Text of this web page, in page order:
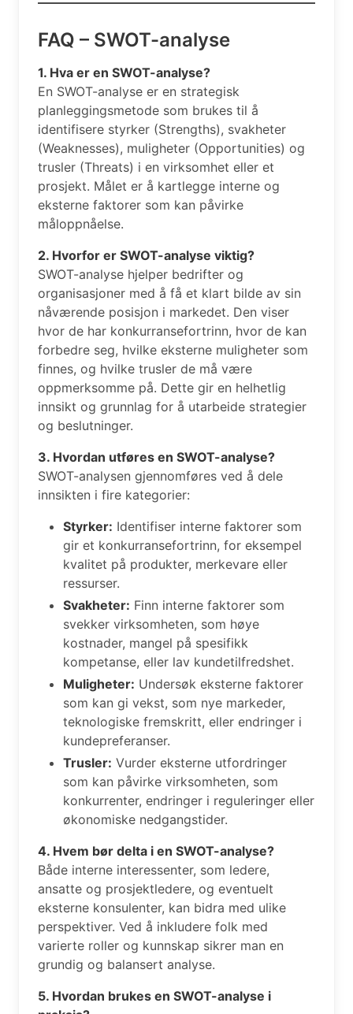
FAQ – SWOT-analyse
1. Hva er en SWOT-analyse?
En SWOT-analyse er en strategisk
planleggingsmetode som brukes til å
identifisere styrker (Strengths), svakheter
(Weaknesses), muligheter (Opportunities) og
trusler (Threats) i en virksomhet eller et
prosjekt. Målet er å kartlegge interne og
eksterne faktorer som kan påvirke
måloppnåelse.
2. Hvorfor er SWOT-analyse viktig?
SWOT-analyse hjelper bedrifter og
organisasjoner med å få et klart bilde av sin
nåværende posisjon i markedet. Den viser
hvor de har konkurransefortrinn, hvor de kan
forbedre seg, hvilke eksterne muligheter som
finnes, og hvilke trusler de må være
oppmerksomme på. Dette gir en helhetlig
innsikt og grunnlag for å utarbeide strategier
og beslutninger.
3. Hvordan utføres en SWOT-analyse?
SWOT-analysen gjennomføres ved å dele
innsikten i fire kategorier:
Styrker: Identifiser interne faktorer som
gir et konkurransefortrinn, for eksempel
kvalitet på produkter, merkevare eller
ressurser.
Svakheter: Finn interne faktorer som
svekker virksomheten, som høye
kostnader, mangel på spesifikk
kompetanse, eller lav kundetilfredshet.
Muligheter: Undersøk eksterne faktorer
som kan gi vekst, som nye markeder,
teknologiske fremskritt, eller endringer i
kundepreferanser.
Trusler: Vurder eksterne utfordringer
som kan påvirke virksomheten, som
konkurrenter, endringer i reguleringer eller
økonomiske nedgangstider.
4. Hvem bør delta i en SWOT-analyse?
Både interne interessenter, som ledere,
ansatte og prosjektledere, og eventuelt
eksterne konsulenter, kan bidra med ulike
perspektiver. Ved å inkludere folk med
varierte roller og kunnskap sikrer man en
grundig og balansert analyse.
5. Hvordan brukes en SWOT-analyse i